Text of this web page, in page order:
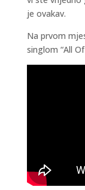
je ovakav.
Na prvom
singlom “All Of